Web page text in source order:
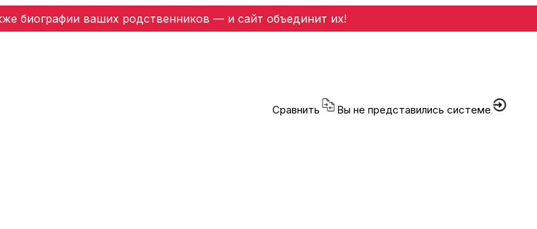
биографии ваших родственников — и сайт объединит их!
Сравнить Вы не представились системе